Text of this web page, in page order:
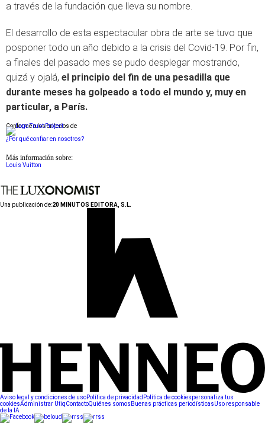
a través de la fundación que lleva su nombre.
El desarrollo de esta espectacular obra de arte se tuvo que
posponer todo un año debido a la crisis del Covid-19. Por fin,
a finales del pasado mes se pudo desplegar mostrando,
quizá y ojalá, el principio del fin de una pesadilla que
durante meses ha golpeado a todo el mundo y, muy en
particular, a París.
Conforme a los criterios de
¿Por qué confiar en nosotros?
Más información sobre:
Louis Vuitton
Una publicación de:20 MINUTOS EDITORA, S.L.
Aviso legal y condiciones de usoPolítica de privacidad Política de cookiespersonaliza tus
cookiesAdministrar UtiqContactoQuiénes somos Buenas prácticas periodísticasUso responsable
de la IA